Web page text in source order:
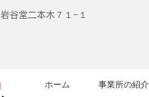
堂二本木７１−１
ホーム 事業所の紹介